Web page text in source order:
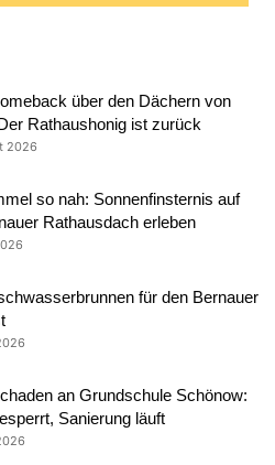
über den Dächern von
Rathaushonig ist zurück
2026
so nah: Sonnenfinsternis auf
Rathausdach erleben
für den Bernauer
an Grundschule Schönow:
Sanierung läuft